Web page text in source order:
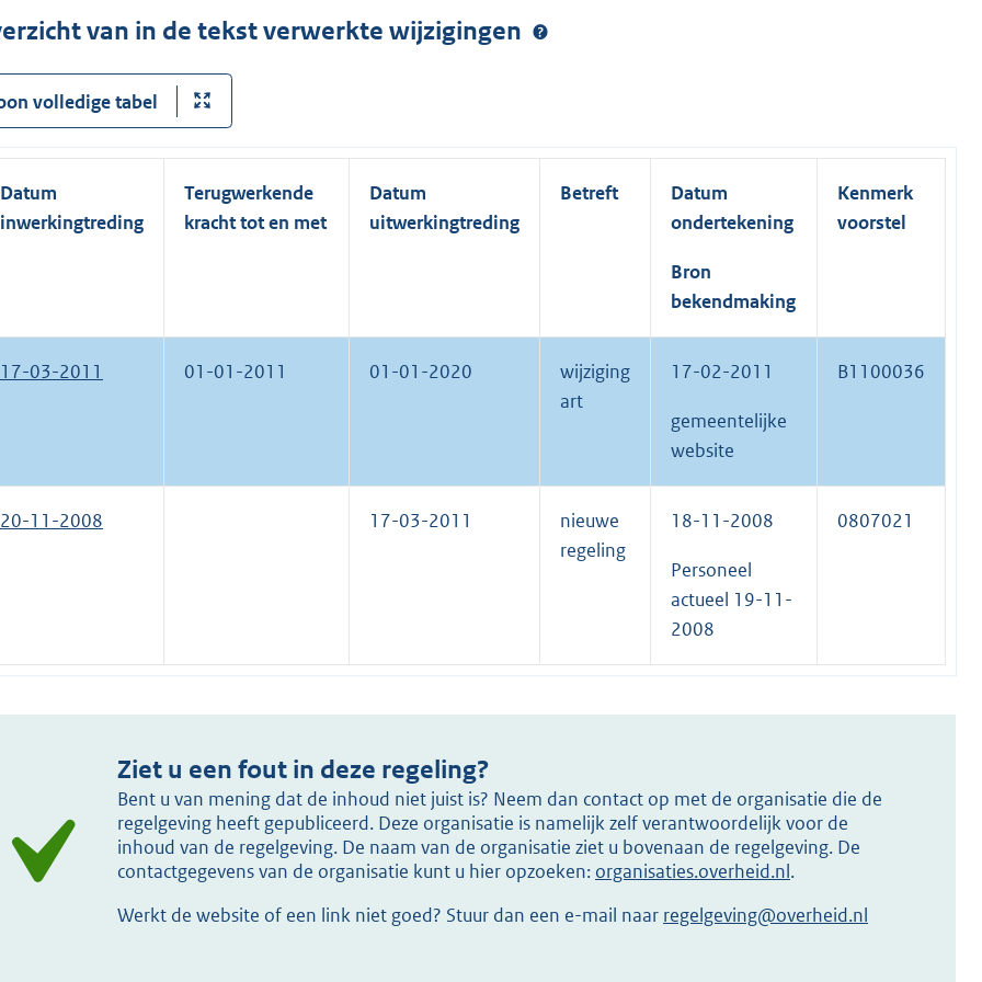
:
van in de tekst verwerkte wijzigingen
volledige tabel
Datum
inwerkingtreding
Terugwerkende
kracht tot en met
Datum
uitwerkingtreding
Betreft
Datum
ondertekening
Bron
bekendmaking
Kenmerk
voorstel
17-03-2011 01-01-2011 01-01-2020
wijziging
art
17-02-2011
gemeentelijke
website
B1100036
20-11-2008 17-03-2011
nieuwe
regeling
18-11-2008
Personeel
actueel 19-11-
2008
0807021
Ziet u een fout in deze regeling?
Bent u van mening dat de inhoud niet juist is? Neem dan contact op met de organisatie die de
regelgeving heeft gepubliceerd. Deze organisatie is namelijk zelf verantwoordelijk voor de
inhoud van de regelgeving. De naam van de organisatie ziet u bovenaan de regelgeving. De
contactgegevens van de organisatie kunt u hier opzoeken: organisaties.overheid.nl.
Werkt de website of een link niet goed? Stuur dan een e-mail naar regelgeving@overheid.nl